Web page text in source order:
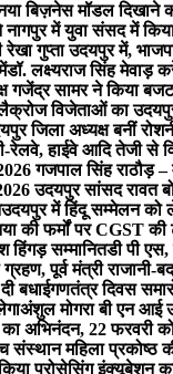
बिज़नेस मॉडल दिखाने
नागपुर में युवा संसद में
रेखा गुप्ता उदयपुर में,
डॉ. लक्ष्यराज सिंह मेवाड़
गजेंद्र सामर ने किया
लैक्रोज विजेताओं का
जिला अध्यक्ष बनीं
हाईवे आदि तेजी से
गजपाल सिंह राठौड़ –
उदयपुर सांसद रावत
उदयपुर में हिंदू सम्मेलन को
की फर्मों पर CGST की
सम्मानितडी पी एस,
पूर्व मंत्री
बधाईगणतंत्र दिवस
अंशुल मोगरा बी एन आई
अभिनंदन, 22 फरवरी
संस्थान महिला प्रकोष्ठ
प्रोसेसिंग इंक्यूबेशन